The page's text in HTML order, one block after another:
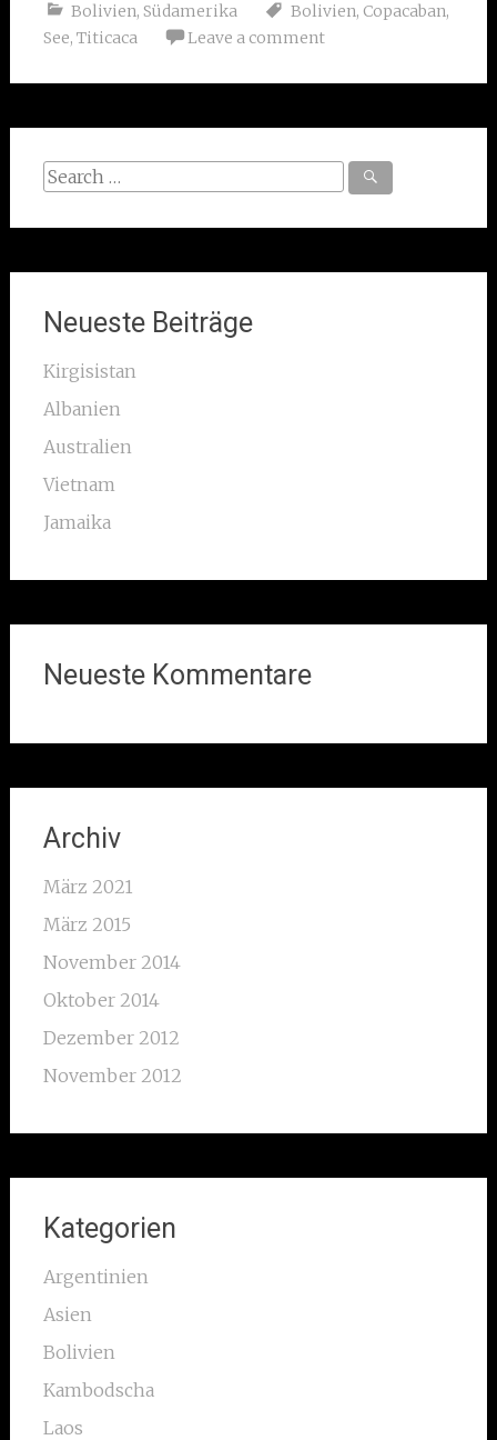
Bolivien, Südamerika Bolivien, Copacaban,
See, Titicaca Leave a comment
Search
Neueste Beiträge
Kirgisistan
Albanien
Australien
Vietnam
Jamaika
Neueste Kommentare
Archiv
März 2021
März 2015
November 2014
Oktober 2014
Dezember 2012
November 2012
Kategorien
Argentinien
Asien
Bolivien
Kambodscha
Laos